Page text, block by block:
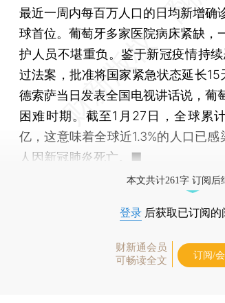
最近一周内每百万人口的日均新增确
球首位。葡萄牙多家医院病床紧缺，
护人员不堪重负。鉴于新冠疫情持
过法案，批准将国家紧急状态延长
德索萨当日发表全国电视讲话说，葡
困难时期。截至1月27日，全球累
亿，这意味着全球近1.3%的人口已
人因新冠肺炎死亡。■
本文共计261字 订阅后
登录 后获取已订阅的
财新通会员
可畅读全文
订阅/